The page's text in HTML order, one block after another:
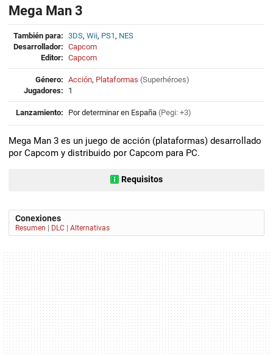
Mega Man 3
También para: 3DS, Wii, PS1, NES
Desarrollador: Capcom
Editor: Capcom
Género: Acción, Plataformas (Superhéroes)
Jugadores:
1
Lanzamiento: Por determinar en España (Pegi: +3)
Mega Man 3 es un juego de acción (plataformas) desarrollado
por Capcom y distribuido por Capcom para PC.
Requisitos
Conexiones
Resumen DLC Alternativas